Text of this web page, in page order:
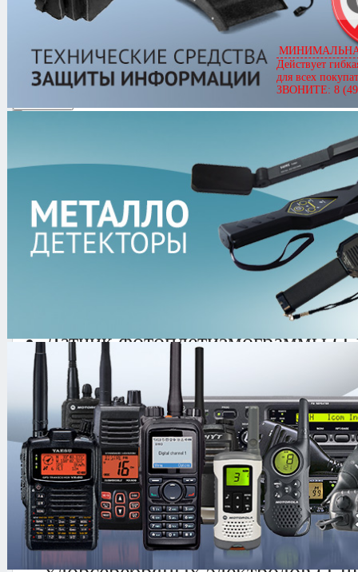
Диана-04М ПК+
Цена 407,000.00 руб.
Кол-во
Действует
для всех
ЗВОНИТЕ: 8
Комплектация
Персональный компьютер
Устройство контроля и оценки
Датчик пьезоплетизмограммы
Датчик фотоплетизмограммы
Датчик двигательной
Датчик мимики лица (1 шт)
Датчик артериального
Датчик кожногальванической
многоразового датчика на
«репей») (1 шт)
Датчик кожногальванической
на основе двух одноразовых